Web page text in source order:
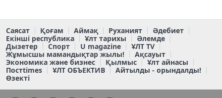
Саясат Қоғам Аймақ Руханият
Әдебиет
Екінші республика
Ұлт тарихы
Әлемде
Дызетер
Спорт U magazine
ҰЛТ TV
Жұмысшы мамандықтар жылы!
Ақсауыт
Экономика және бизнес
Қылмыс
Ұлт айнасы
Постtimes
ҰЛТ ОБЪЕКТИВ
Айтылды - орындалды!
Өзекті